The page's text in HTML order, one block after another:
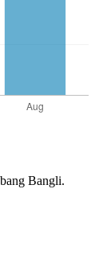
Bangli.